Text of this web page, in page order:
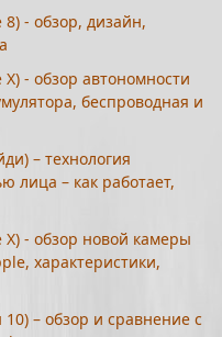
- обзор, дизайн,
- обзор автономности
беспроводная и
– технология
лица – как работает,
- обзор новой камеры
характеристики,
– обзор и сравнение с